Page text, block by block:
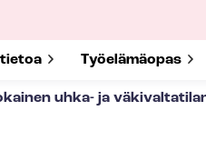
submenu forShow submenu
Työelämäopas
uhka- ja